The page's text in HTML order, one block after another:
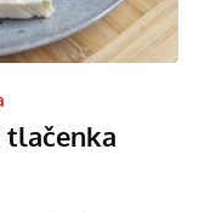
tlačenka